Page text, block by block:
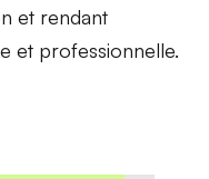
et rendant
et professionnelle.